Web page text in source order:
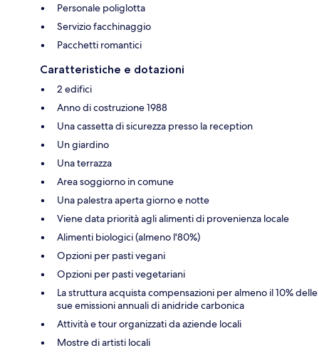
Personale poliglotta
Servizio facchinaggio
Pacchetti romantici
Caratteristiche e dotazioni
2 edifici
Anno di costruzione 1988
Una cassetta di sicurezza presso la reception
Un giardino
Una terrazza
Area soggiorno in comune
Una palestra aperta giorno e notte
Viene data priorità agli alimenti di provenienza locale
Alimenti biologici (almeno l'80%)
Opzioni per pasti vegani
Opzioni per pasti vegetariani
La struttura acquista compensazioni per almeno il 10% delle
sue emissioni annuali di anidride carbonica
Attività e tour organizzati da aziende locali
Mostre di artisti locali